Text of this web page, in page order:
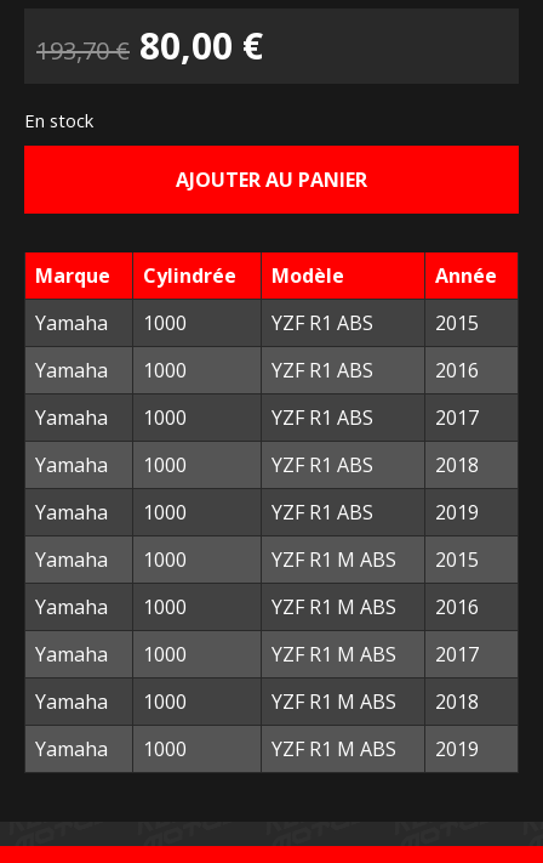
193,70€ Le
initial
était :
193,70 €.
80,00 €Le
actuel
est :
80,00 €.
En stock
AJOUTER AU PANIER
Marque Cylindrée Modèle
Année
Yamaha
1000 YZF R1 ABS
2015
Yamaha
1000 YZF R1 ABS
2016
Yamaha
1000 YZF R1 ABS
2017
Yamaha
1000 YZF R1 ABS
2018
Yamaha
1000 YZF R1 ABS
2019
Yamaha
1000 YZF R1 M ABS
2015
Yamaha
1000 YZF R1 M ABS
2016
Yamaha
1000 YZF R1 M ABS
2017
Yamaha
1000 YZF R1 M ABS
2018
Yamaha
1000 YZF R1 M ABS 2019